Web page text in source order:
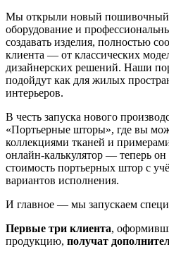
Мы открыли новый пошивочный
оборудование и
создавать изделия, полностью
клиента — от классических
дизайнерских решений. Наши
подойдут как для жилых
интерьеров.
В честь запуска нового
«Портьерные шторы», где вы
коллекциями тканей и
онлайн-калькулятор — теперь он
стоимость портьерных штор с
вариантов исполнения.
И главное — мы запускаем
Первые три клиента,
продукцию, получат